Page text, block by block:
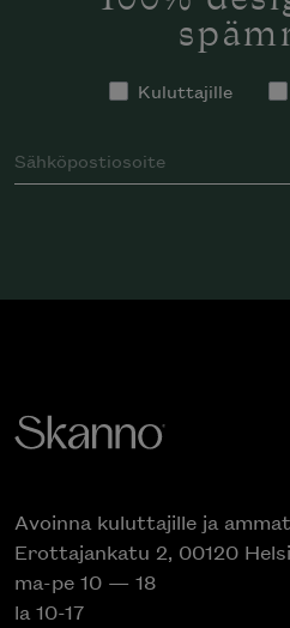
Kuluttajille
Avoinna kuluttajille ja
Erottajankatu 2, 00120
ma-pe 10 — 18
la 10-17